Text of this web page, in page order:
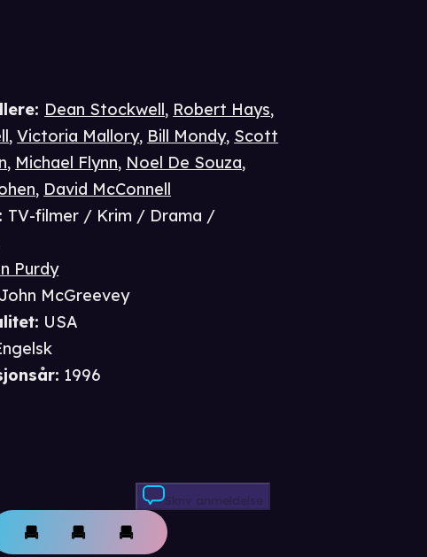
Skriv anmeldelse
: Dean Stockwell, Robert Hays,
,Victoria Mallory, Bill Mondy, Scott
, Michael Flynn, Noel De Souza,
, David McConnell
: TV-filmer / Krim / Drama /
Purdy
John McGreevey
: USA
: 1996